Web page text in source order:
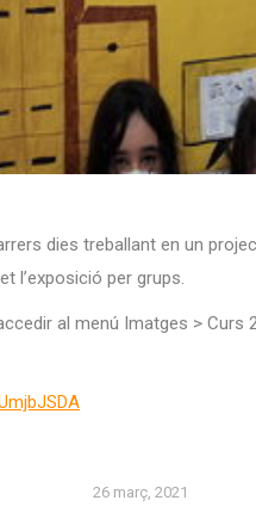
dies treballant en un
l’exposició per grups.
al menú Imatges > Curs
26 març, 2021